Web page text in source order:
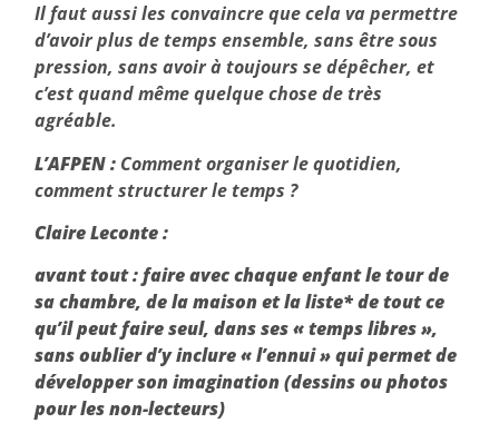
Il faut aussi les convaincre que cela va permettre
d’avoir plus de temps ensemble, sans être sous
pression, sans avoir à toujours se dépêcher, et
c’est quand même quelque chose de très
agréable.
L’AFPEN : Comment organiser le quotidien,
comment structurer le temps ?
Claire Leconte :
avant tout : faire avec chaque enfant le tour de
sa chambre, de la maison et la liste* de tout ce
qu’il peut faire seul, dans ses « temps libres »,
sans oublier d’y inclure « l’ennui » qui permet de
développer son imagination (dessins ou photos
pour les non-lecteurs)